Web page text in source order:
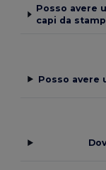
Posso avere
capi da
Posso avere